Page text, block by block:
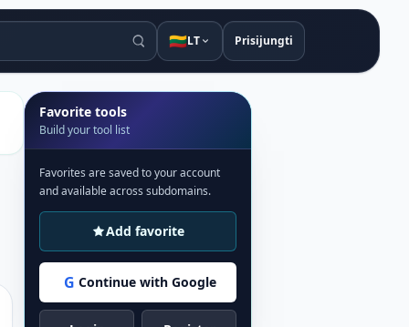
🇱🇹LT Prisijungti
Favorite tools
Build your tool list
Favorites are saved to your account
and available across subdomains.
Add favorite
G Continue with Google